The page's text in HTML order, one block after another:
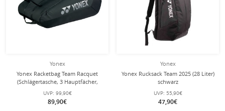
Yonex
Yonex Racketbag Team Racquet
(Schlägertasche, 3 Hauptfächer,
Schuhfach) 2025 schwarz 12er
UVP: 99,90€
89,90€
Yonex
Yonex Rucksack Team 2025 (28 Liter)
schwarz
UVP: 55,90€
47,90€